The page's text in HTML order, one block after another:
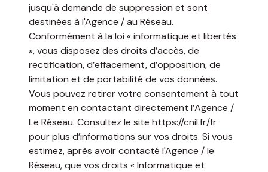
jusqu'à demande de suppression et sont
destinées à l'Agence / au Réseau.
Conformément à la loi « informatique et libertés
», vous disposez des droits d’accès, de
rectification, d’effacement, d’opposition, de
limitation et de portabilité de vos données.
Vous pouvez retirer votre consentement à tout
moment en contactant directement l’Agence /
Le Réseau. Consultez le site https://cnil.fr/fr
pour plus d’informations sur vos droits. Si vous
estimez, après avoir contacté l'Agence / le
Réseau, que vos droits « Informatique et